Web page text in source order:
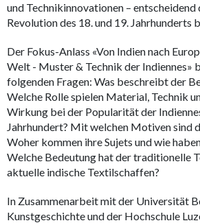
und Technikinnovationen –
Revolution des 18. und 19. Jahrhunderts
Der Fokus-Anlass «Von Indien nach
Welt - Muster & Technik der Indiennes»
folgenden Fragen: Was beschreibt der
Welche Rolle spielen Material, Technik
Wirkung bei der Popularität der
Jahrhundert? Mit welchen Motiven sind
Woher kommen ihre Sujets und wie
Welche Bedeutung hat der traditionelle
aktuelle indische Textilschaffen?
In Zusammenarbeit mit der Universität
Kunstgeschichte und der Hochschule